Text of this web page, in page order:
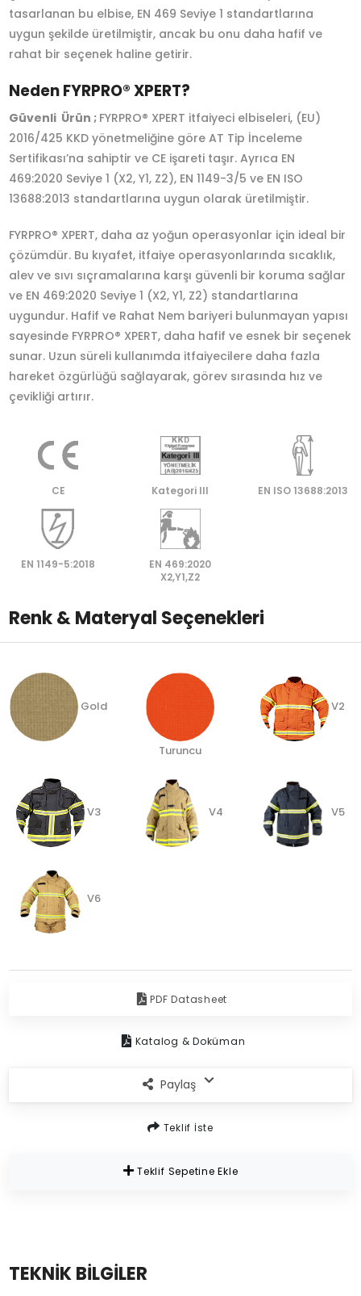
tasarlanan bu elbise, EN 469 Seviye 1 standartlarına
uygun şekilde üretilmiştir, ancak bu onu daha hafif ve
rahat bir seçenek haline getirir.
Neden FYRPRO® XPERT?
Güvenli Ürün ; FYRPRO® XPERT itfaiyeci elbiseleri, (EU)
2016/425 KKD yönetmeliğine göre AT Tip İnceleme
Sertifikası’na sahiptir ve CE işareti taşır. Ayrıca EN
469:2020 Seviye 1 (X2, Y1, Z2), EN 1149-3/5 ve EN ISO
13688:2013 standartlarına uygun olarak üretilmiştir.
FYRPRO® XPERT, daha az yoğun operasyonlar için ideal bir
çözümdür. Bu kıyafet, itfaiye operasyonlarında sıcaklık,
alev ve sıvı sıçramalarına karşı güvenli bir koruma sağlar
ve EN 469:2020 Seviye 1 (X2, Y1, Z2) standartlarına
uygundur. Hafif ve Rahat Nem bariyeri bulunmayan yapısı
sayesinde FYRPRO® XPERT, daha hafif ve esnek bir seçenek
sunar. Uzun süreli kullanımda itfaiyecilere daha fazla
hareket özgürlüğü sağlayarak, görev sırasında hız ve
çevikliği artırır.
CE Kategori lll EN ISO 13688:2013
EN 1149-5:2018
EN 469:2020
X2,Y1,Z2
Renk & Materyal Seçenekleri
Gold
Turuncu
V2
V3 V4 V5
V6
PDF Datasheet
Katalog & Doküman
Paylaş
Teklif İste
Teklif Sepetine Ekle
TEKNİK BİLGİLER